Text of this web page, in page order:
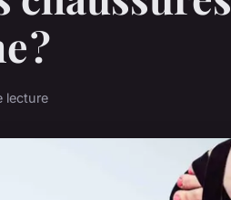
?
lecture